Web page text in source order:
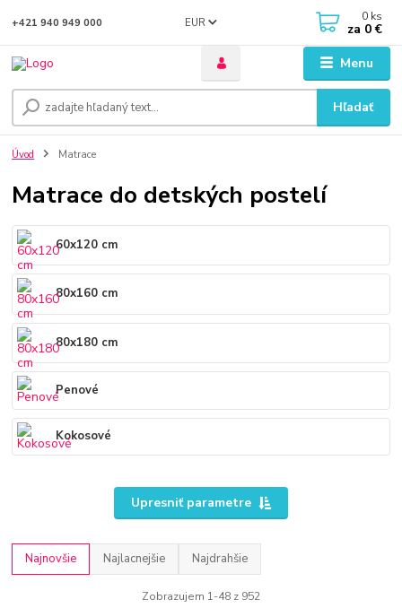
Menu
EUR
Hľadať
+421 940 949 000 0 ks
za 0 €
Úvod Matrace
Matrace do detských postelí
60x120 cm
80x160 cm
80x180 cm
Penové
Kokosové
Upresniť parametre
Najnovšie Najlacnejšie Najdrahšie
Zobrazujem 1-48 z 952